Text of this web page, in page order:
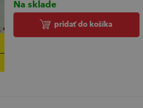
Na sklade
pridať do košíka